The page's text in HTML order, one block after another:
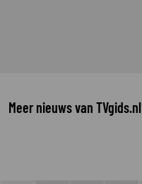
Meer nieuws van TVgids.nl